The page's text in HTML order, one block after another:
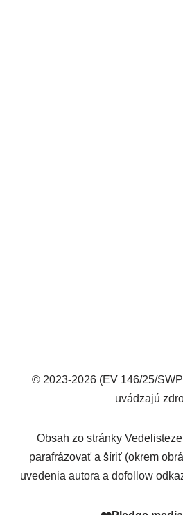
© 2023-2026 (EV 146/25/
uvádzajú
Obsah zo stránky
parafrázovať a šíriť (okrem
uvedenia autora a dofollow